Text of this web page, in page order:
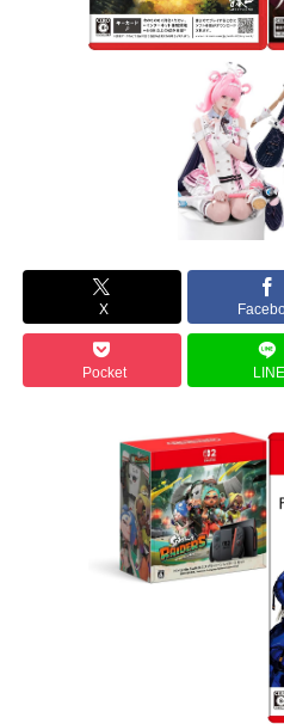
X
Pocket LINE